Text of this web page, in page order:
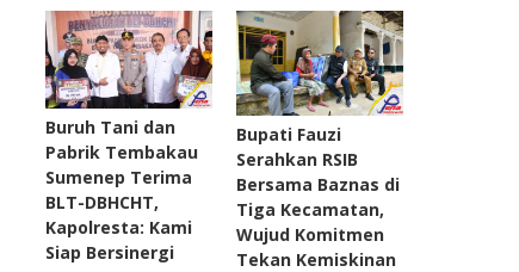
Buruh Tani dan
Pabrik Tembakau
Sumenep Terima
BLT-DBHCHT,
Kapolresta: Kami
Siap Bersinergi
Bupati Fauzi
Serahkan RSIB
Bersama Baznas di
Tiga Kecamatan,
Wujud Komitmen
Tekan Kemiskinan